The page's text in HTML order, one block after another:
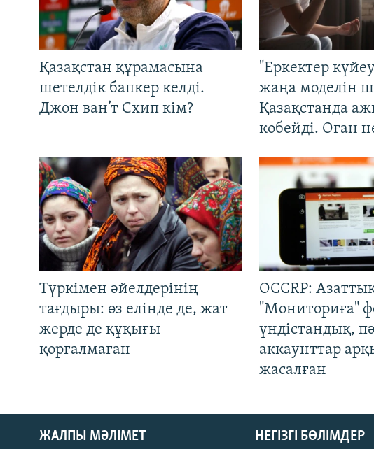
Қазақстан құрамасына
шетелдік бапкер келді.
Джон ван’т Схип кім?
"Еркектер
жаңа моделін
Қазақстанда
көбейді. Оған
Түркімен әйелдерінің
тағдыры: өз елінде де, жат
жерде де құқығы
қорғалмаған
OCCRP:
"Мониториға"
үндістандық,
аккаунттар
жасалған
ЖАЛПЫ МӘЛІМЕТ НЕГІЗГІ БӨЛІМДЕР